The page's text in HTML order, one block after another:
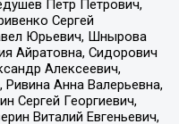
Петр Петрович,
Сергей
Юрьевич, Шнырова
Айратовна, Сидорович
Алексеевич,
Ривина Анна Валерьевна,
Сергей Георгиевич,
Виталий Евгеньевич,